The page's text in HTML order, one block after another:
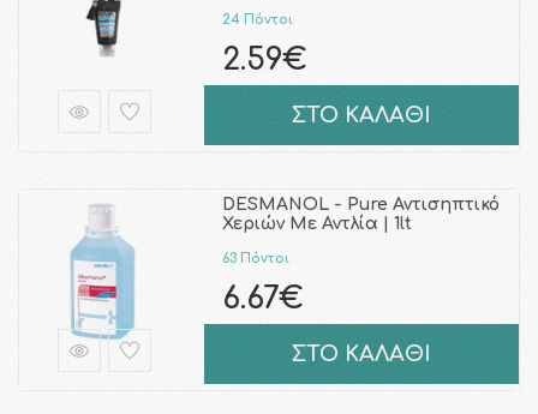
24 Πόντοι
2.59€
ΣΤΟ ΚΑΛΑΘΙ
DESMANOL - Pure Αντισηπτικό
Χεριών Με Αντλία | 1lt
63 Πόντοι
6.67€
ΣΤΟ ΚΑΛΑΘΙ